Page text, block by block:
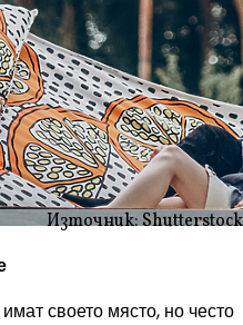
Източник: Shutterstock
своето място, но често